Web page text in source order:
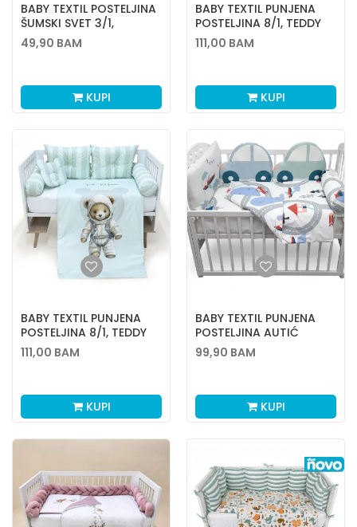
BABY TEXTIL POSTELJINA
ŠUMSKI SVET 3/1,
80X120CM
49,90 BAM
KUPI
BABY TEXTIL PUNJENA
POSTELJINA 8/1, TEDDY
111,00 BAM
KUPI
BABY TEXTIL PUNJENA
POSTELJINA 8/1, TEDDY
111,00 BAM
KUPI
BABY TEXTIL PUNJENA
POSTELJINA AUTIĆ
99,90 BAM
KUPI